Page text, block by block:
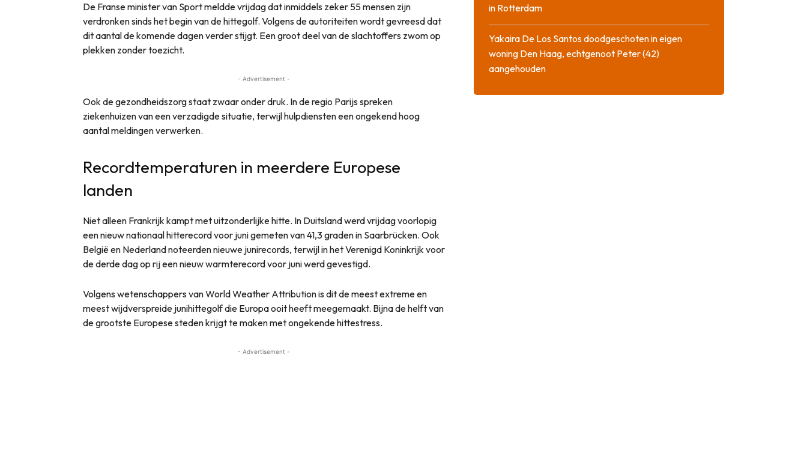
De Franse minister van Sport meldde vrijdag dat inmiddels zeker 55 mensen zijn
verdronken sinds het begin van de hittegolf. Volgens de autoriteiten wordt gevreesd dat
dit aantal de komende dagen verder stijgt. Een groot deel van de slachtoffers zwom op
plekken zonder toezicht.
- Advertisement -
Ook de gezondheidszorg staat zwaar onder druk. In de regio Parijs spreken
ziekenhuizen van een verzadigde situatie, terwijl hulpdiensten een ongekend hoog
aantal meldingen verwerken.
Recordtemperaturen in meerdere Europese
landen
Niet alleen Frankrijk kampt met uitzonderlijke hitte. In Duitsland werd vrijdag voorlopig
een nieuw nationaal hitterecord voor juni gemeten van 41,3 graden in Saarbrücken. Ook
België en Nederland noteerden nieuwe junirecords, terwijl in het Verenigd Koninkrijk voor
de derde dag op rij een nieuw warmterecord voor juni werd gevestigd.
Volgens wetenschappers van World Weather Attribution is dit de meest extreme en
meest wijdverspreide junihittegolf die Europa ooit heeft meegemaakt. Bijna de helft van
de grootste Europese steden krijgt te maken met ongekende hittestress.
- Advertisement -
in Rotterdam
Yakaira De Los Santos doodgeschoten in eigen
woning Den Haag, echtgenoot Peter (42)
aangehouden